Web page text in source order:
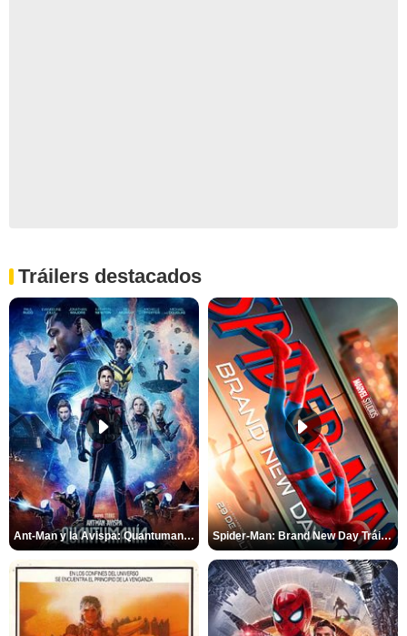
Tráilers destacados
Ant-Man y la Avispa: Quantumanía Tráiler (2) Spider-Man: Brand New Day Tráiler (3)